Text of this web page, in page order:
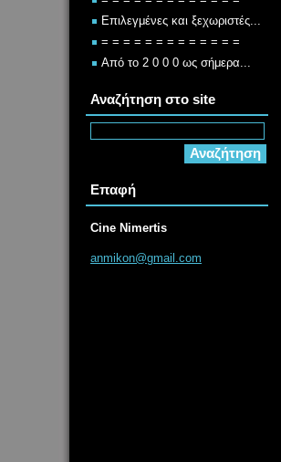
Επιλεγμένες και ξεχωριστές...
= = = = = = = = = = = = =
Από το 2 0 0 0 ως σήμερα...
Αναζήτηση στο site
Επαφή
Cine Nimertis
anmikon@gmail.com